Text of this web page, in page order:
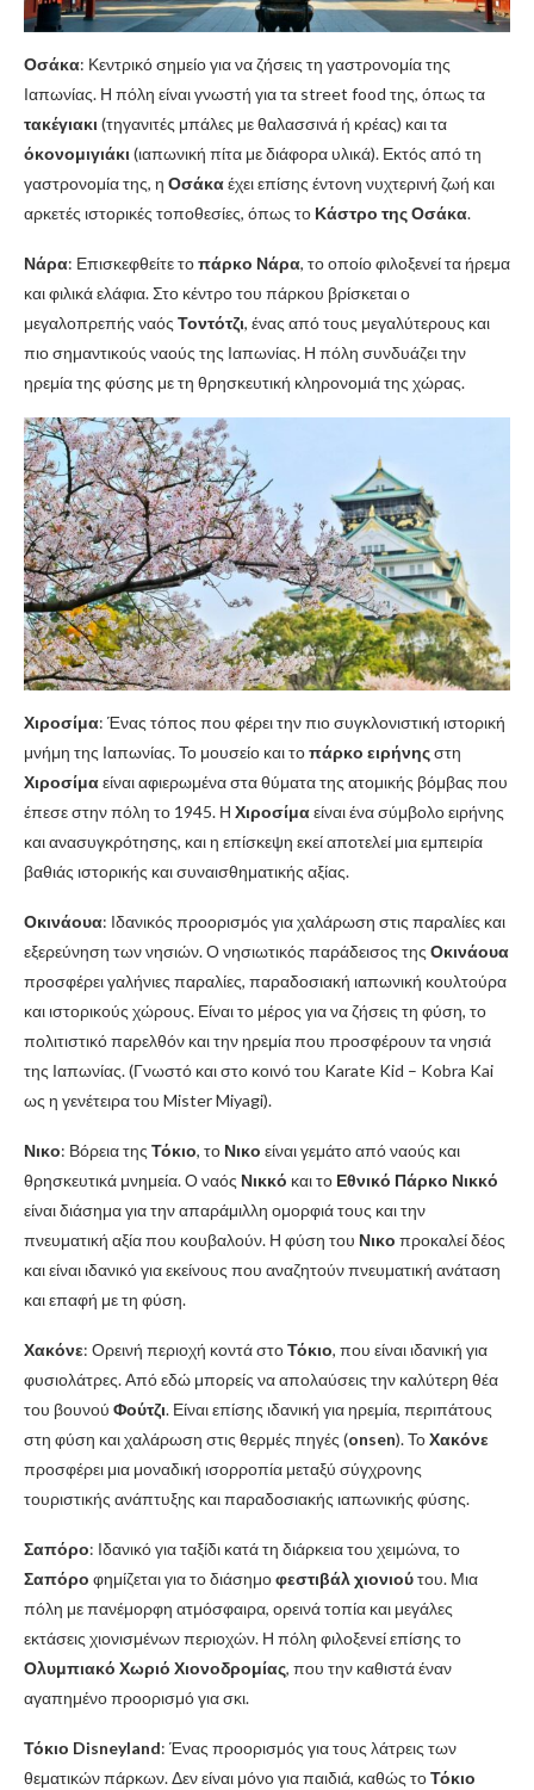
Οσάκα: Κεντρικό σημείο για να ζήσεις τη γαστρονομία της
Ιαπωνίας. Η πόλη είναι γνωστή για τα street food της, όπως τα
τακέγιακι (τηγανιτές μπάλες με θαλασσινά ή κρέας) και τα
όκονομιγιάκι (ιαπωνική πίτα με διάφορα υλικά). Εκτός από τη
γαστρονομία της, η Οσάκαέχει επίσης έντονη νυχτερινή ζωή και
αρκετές ιστορικές τοποθεσίες, όπως το Κάστρο της Οσάκα.
Νάρα: Επισκεφθείτε τοπάρκο Νάρα, το οποίο φιλοξενεί τα ήρεμα
και φιλικά ελάφια. Στο κέντρο του πάρκου βρίσκεται ο
μεγαλοπρεπής ναός Τοντότζι, ένας από τους μεγαλύτερους και
πιο σημαντικούς ναούς της Ιαπωνίας. Η πόλη συνδυάζει την
ηρεμία της φύσης με τη θρησκευτική κληρονομιά της χώρας.
Χιροσίμα: Ένας τόπος που φέρει την πιο συγκλονιστική ιστορική
μνήμη της Ιαπωνίας. Το μουσείο και τοπάρκο ειρήνηςστη
Χιροσίμαείναι αφιερωμένα στα θύματα της ατομικής βόμβας που
έπεσε στην πόλη το 1945. Η Χιροσίμαείναι ένα σύμβολο ειρήνης
και ανασυγκρότησης, και η επίσκεψη εκεί αποτελεί μια εμπειρία
βαθιάς ιστορικής και συναισθηματικής αξίας.
Οκινάουα: Ιδανικός προορισμός για χαλάρωση στις παραλίες και
εξερεύνηση των νησιών. Ο νησιωτικός παράδεισος της Οκινάουα
προσφέρει γαλήνιες παραλίες, παραδοσιακή ιαπωνική κουλτούρα
και ιστορικούς χώρους. Είναι το μέρος για να ζήσεις τη φύση, το
πολιτιστικό παρελθόν και την ηρεμία που προσφέρουν τα νησιά
της Ιαπωνίας. (Γνωστό και στο κοινό του Karate Kid – Kobra Kai
ως η γενέτειρα του Mister Miyagi).
Νικο: Βόρεια της Τόκιο, το Νικο είναι γεμάτο από ναούς και
θρησκευτικά μνημεία. Ο ναός Νικκό και το Εθνικό Πάρκο Νικκό
είναι διάσημα για την απαράμιλλη ομορφιά τους και την
πνευματική αξία που κουβαλούν. Η φύση του Νικο προκαλεί δέος
και είναι ιδανικό για εκείνους που αναζητούν πνευματική ανάταση
και επαφή με τη φύση.
Χακόνε: Ορεινή περιοχή κοντά στοΤόκιο, που είναι ιδανική για
φυσιολάτρες. Από εδώ μπορείς να απολαύσεις την καλύτερη θέα
του βουνού Φούτζι. Είναι επίσης ιδανική για ηρεμία, περιπάτους
στη φύση και χαλάρωση στις θερμές πηγές (onsen). ΤοΧακόνε
προσφέρει μια μοναδική ισορροπία μεταξύ σύγχρονης
τουριστικής ανάπτυξης και παραδοσιακής ιαπωνικής φύσης.
Σαπόρο: Ιδανικό για ταξίδι κατά τη διάρκεια του χειμώνα, το
Σαπόρο φημίζεται για το διάσημοφεστιβάλ χιονιούτου. Μια
πόλη με πανέμορφη ατμόσφαιρα, ορεινά τοπία και μεγάλες
εκτάσεις χιονισμένων περιοχών. Η πόλη φιλοξενεί επίσης το
Ολυμπιακό Χωριό Χιονοδρομίας, που την καθιστά έναν
αγαπημένο προορισμό για σκι.
Τόκιο Disneyland: Ένας προορισμός για τους λάτρεις των
θεματικών πάρκων. Δεν είναι μόνο για παιδιά, καθώς τοΤόκιο